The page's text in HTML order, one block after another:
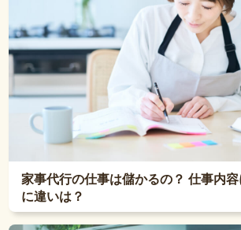
家事代行の仕事は儲かるの？ 仕事内
に違いは？